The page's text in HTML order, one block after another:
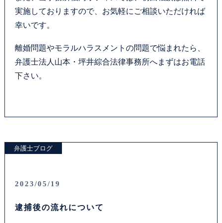
実施しておりますので、お気軽にご相談いただければ
幸いです。
離婚問題やモラルハラスメントの問題で悩まれたら、
弁護士法人山本・坪井綜合法律事務所へまずはお電話
下さい。
弁護士ブログ
2023/05/19
逮捕後の流れについて